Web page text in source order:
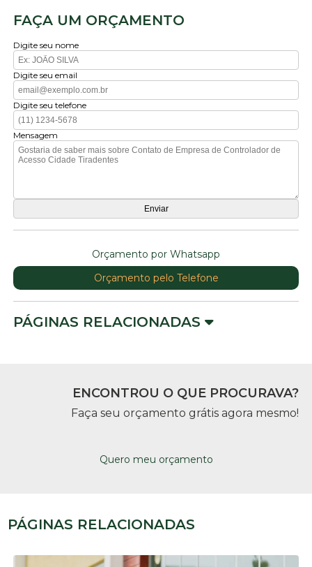
FAÇA UM ORÇAMENTO
Digite seu nome
Digite seu email
Digite seu telefone
Mensagem
Orçamento por Whatsapp
Orçamento pelo Telefone
PÁGINAS RELACIONADAS
ENCONTROU O QUE PROCURAVA?
Faça seu orçamento grátis agora mesmo!
Quero meu orçamento
PÁGINAS RELACIONADAS